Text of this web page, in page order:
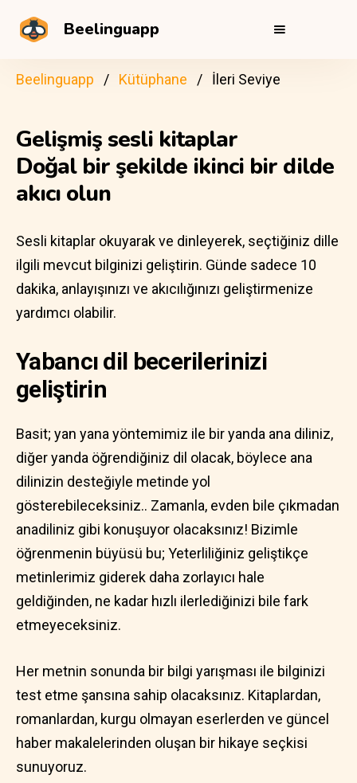
Beelinguapp
Beelinguapp Kütüphane İleri Seviye
Gelişmiş sesli kitaplar
Doğal bir şekilde ikinci bir dilde
akıcı olun
Sesli kitaplar okuyarak ve dinleyerek, seçtiğiniz dille
ilgili mevcut bilginizi geliştirin. Günde sadece 10
dakika, anlayışınızı ve akıcılığınızı geliştirmenize
yardımcı olabilir.
Yabancı dil becerilerinizi
geliştirin
Basit; yan yana yöntemimiz ile bir yanda ana diliniz,
diğer yanda öğrendiğiniz dil olacak, böylece ana
dilinizin desteğiyle metinde yol
gösterebileceksiniz.. Zamanla, evden bile çıkmadan
anadiliniz gibi konuşuyor olacaksınız! Bizimle
öğrenmenin büyüsü bu; Yeterliliğiniz geliştikçe
metinlerimiz giderek daha zorlayıcı hale
geldiğinden, ne kadar hızlı ilerlediğinizi bile fark
etmeyeceksiniz.
Her metnin sonunda bir bilgi yarışması ile bilginizi
test etme şansına sahip olacaksınız. Kitaplardan,
romanlardan, kurgu olmayan eserlerden ve güncel
haber makalelerinden oluşan bir hikaye seçkisi
sunuyoruz.